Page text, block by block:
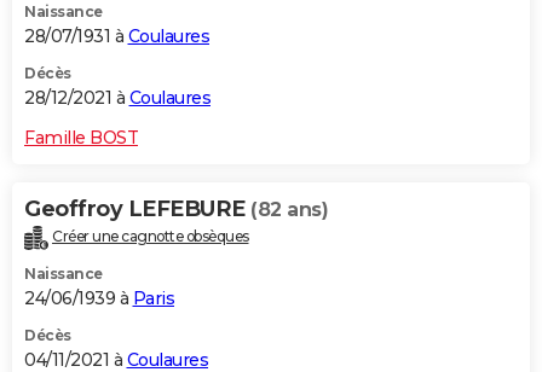
Naissance
28/07/1931 à Coulaures
Décès
28/12/2021 à Coulaures
Famille BOST
Geoffroy LEFEBURE (82 ans)
Créer une cagnotte obsèques
Naissance
24/06/1939 à Paris
Décès
04/11/2021 à Coulaures